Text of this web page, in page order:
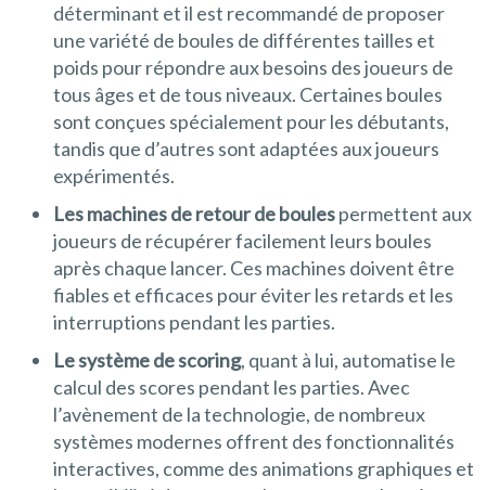
déterminant et il est recommandé de proposer
une variété de boules de différentes tailles et
poids pour répondre aux besoins des joueurs de
tous âges et de tous niveaux. Certaines boules
sont conçues spécialement pour les débutants,
tandis que d’autres sont adaptées aux joueurs
expérimentés.
Les machines de retour de boulespermettent aux
joueurs de récupérer facilement leurs boules
après chaque lancer. Ces machines doivent être
fiables et efficaces pour éviter les retards et les
interruptions pendant les parties.
Le système de scoring, quant à lui, automatise le
calcul des scores pendant les parties. Avec
l’avènement de la technologie, de nombreux
systèmes modernes offrent des fonctionnalités
interactives, comme des animations graphiques et